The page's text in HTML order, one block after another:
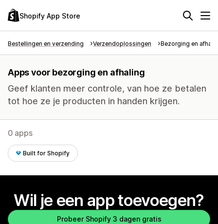
Shopify App Store
Bestellingen en verzending Verzendoplossingen Bezorging en
Apps voor bezorging en afhaling
Geef klanten meer controle, van hoe ze betalen
tot hoe ze je producten in handen krijgen.
0 apps
Built for Shopify
Wil je een app toevoegen?
Probeer Shopify 3 dagen gratis